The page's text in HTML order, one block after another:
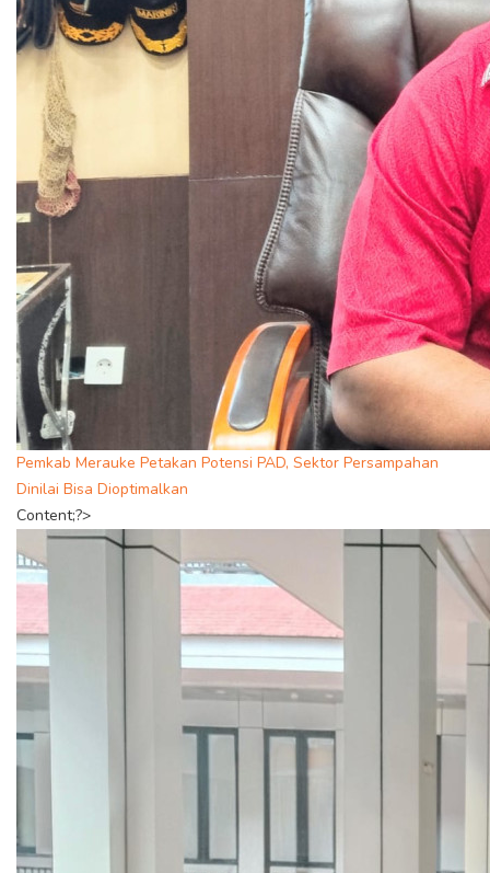
Pemkab Merauke Petakan Potensi PAD, Sektor Persampahan
Dinilai Bisa Dioptimalkan
Content;?>